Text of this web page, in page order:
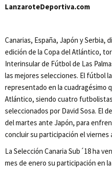
LanzaroteDeportiva.com
Canarias, España, Japón y Serbia,
edición de la Copa del Atlántico,
Interinsular de Fútbol de Las
las mejores selecciones. El fútbol
representado en la cuadragésimo
Atlántico, siendo cuatro
seleccionados por David Sosa. El
del martes ante Japón, para
concluir su participación el viernes
La Selección Canaria Sub´18 ha
mes de enero su participación en